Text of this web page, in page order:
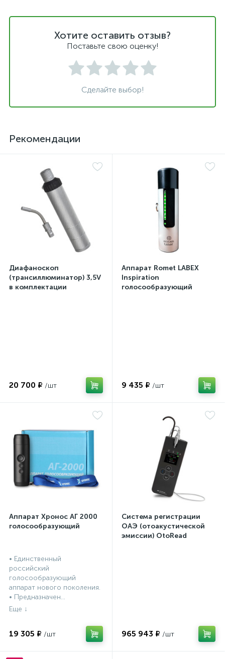
Хотите оставить отзыв?
Поставьте свою оценку!
Сделайте выбор!
Рекомендации
Диафаноскоп
(трансиллюминатор) 3,5V
в комплектации
20 700 ₽
Аппарат Romet LABEX
Inspiration
голосообразующий
9 435 ₽
Аппарат Хронос АГ 2000
голосообразующий
• Единственный
российский
голосообразующий
аппарат нового поколения.
• Предназначен...
19 305 ₽
Система регистрации
ОАЭ (отоакустической
эмиссии) OtoRead
965 943 ₽